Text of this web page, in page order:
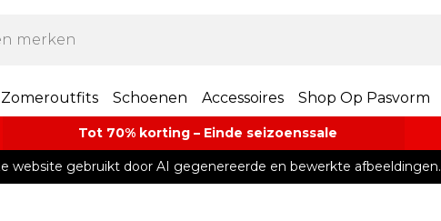
Zomeroutfits Schoenen Accessoires Shop Op Pasvorm
Tot 70% korting – Einde seizoenssale
website gebruikt door AI gegenereerde en bewerkte afbeeldingen.